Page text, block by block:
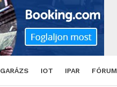
GARÁZS IOT IPAR FÓRUM